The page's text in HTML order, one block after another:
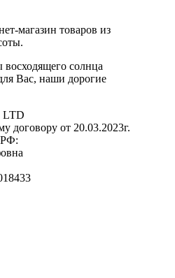
магазин товаров из
восходящего солнца
Вас, наши дорогие
LTD
договору от 20.03.2023г.
РФ: